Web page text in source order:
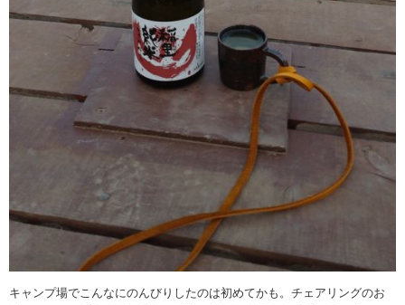
キャンプ場でこんなにのんびりしたのは初めてかも。チェアリングのお